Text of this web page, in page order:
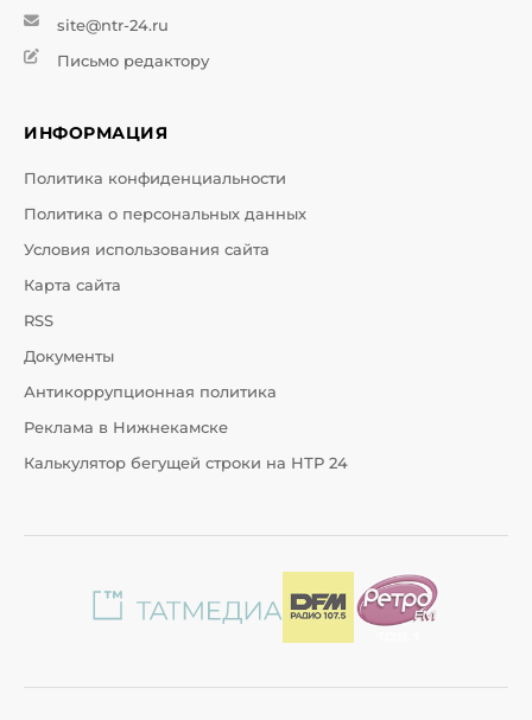
site@ntr-24.ru
Письмо редактору
ИНФОРМАЦИЯ
Политика конфиденциальности
Политика о персональных данных
Условия использования сайта
Карта сайта
RSS
Документы
Антикоррупционная политика
Реклама в Нижнекамске
Калькулятор бегущей строки на НТР 24